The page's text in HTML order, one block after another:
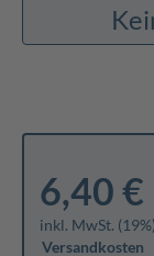
6,40 €
inkl. MwSt.
Versandkosten